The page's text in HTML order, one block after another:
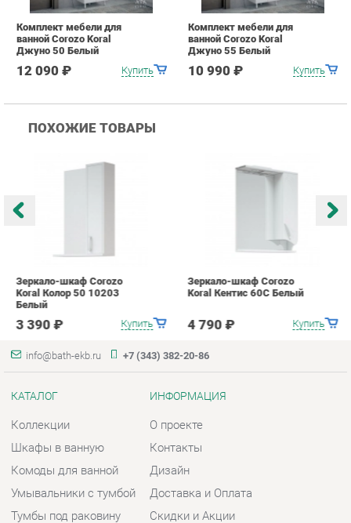
Koral Колор 50 10203
КАТАЛОГ
Коллекции
Шкафы в ванную
Комоды для ванной
Умывальники с тумбой
Тумбы под раковину
Зеркала в ванную
Умывальники
Экраны
О проекте
Дизайн
Доставка и Оплата
Скидки и Акции
Политика
Гарантия
Помощь
ГОРОДА